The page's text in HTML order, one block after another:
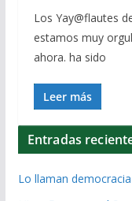
Los Yay@flautes
estamos muy
ahora. ha sido
Leer más
Entradas
Lo llaman